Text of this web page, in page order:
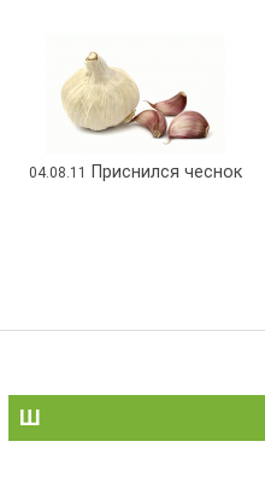
04.08.11 Приснился чеснок
Ш